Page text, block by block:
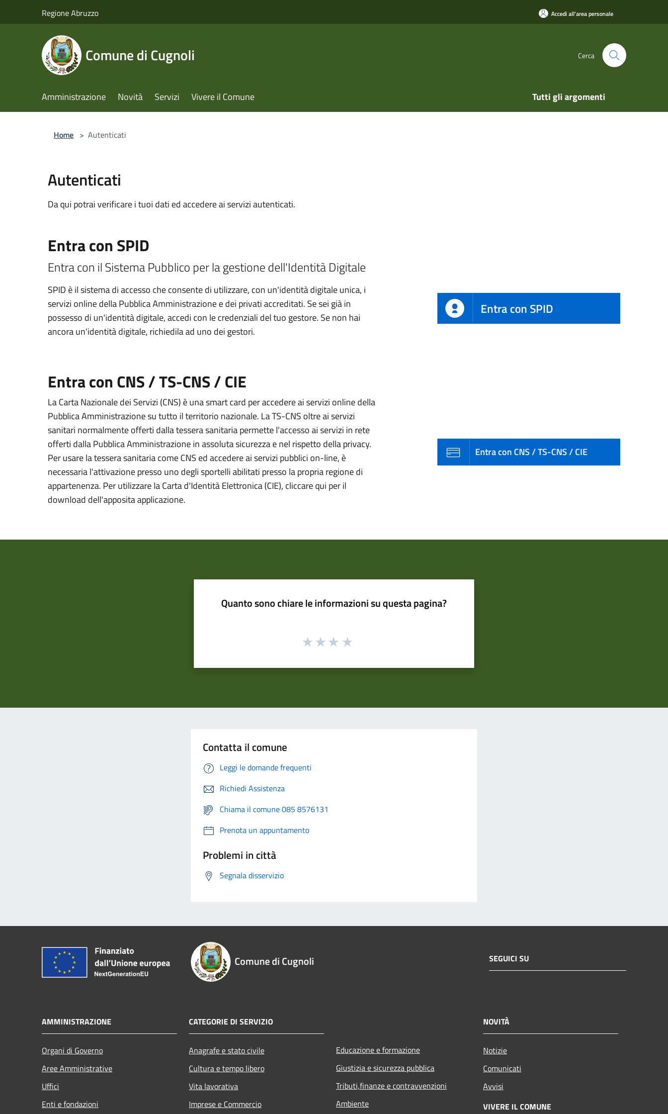
Regione Abruzzo Accedi all'area personale
Comune di Cugnoli Cerca
Amministrazione Novità Servizi Vivere il Comune Tutti gli argomenti
Home > Autenticati
Autenticati
Da qui potrai verificare i tuoi dati ed accedere ai servizi autenticati.
Entra con SPID
Entra con il Sistema Pubblico per la gestione dell'Identità Digitale
SPID è il sistema di accesso che consente di utilizzare, con un'identità digitale unica, i
servizi online della Pubblica Amministrazione e dei privati accreditati. Se sei già in
possesso di un'identità digitale, accedi con le credenziali del tuo gestore. Se non hai
ancora un'identità digitale, richiedila ad uno dei gestori.
Entra con SPID
Entra con CNS / TS-CNS / CIE
La Carta Nazionale dei Servizi (CNS) è una smart card per accedere ai servizi online della
Pubblica Amministrazione su tutto il territorio nazionale. La TS-CNS oltre ai servizi
sanitari normalmente offerti dalla tessera sanitaria permette l'accesso ai servizi in rete
offerti dalla Pubblica Amministrazione in assoluta sicurezza e nel rispetto della privacy.
Per usare la tessera sanitaria come CNS ed accedere ai servizi pubblici on-line, è
necessaria l'attivazione presso uno degli sportelli abilitati presso la propria regione di
appartenenza. Per utilizzare la Carta d'Identità Elettronica (CIE), cliccare qui per il
download dell'apposita applicazione.
Entra con CNS / TS-CNS / CIE
Quanto sono chiare le informazioni su questa pagina?
Contatta il comune
Leggi le domande frequenti
Richiedi Assistenza
Chiama il comune 085 8576131
Prenota un appuntamento
Problemi in città
Segnala disservizio
Comune di Cugnoli SEGUICI SU
AMMINISTRAZIONE
Organi di Governo
Aree Amministrative
Uffici
Enti e fondazioni
CATEGORIE DI SERVIZIO
Anagrafe e stato civile
Cultura e tempo libero
Vita lavorativa
Imprese e Commercio
Educazione e formazione
Giustizia e sicurezza pubblica
Tributi,finanze e contravvenzioni
Ambiente
NOVITÀ
Notizie
Comunicati
Avvisi
VIVERE IL COMUNE